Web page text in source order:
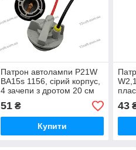
Патрон автолампи P21W
BA15s 1156, сірий корпус,
4 зачепи з дротом 20 см
1794S
51₴
Купити
43